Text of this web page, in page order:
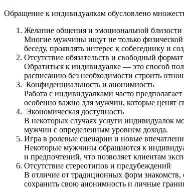
Обращение к индивидуалкам обусловлено
Желание общения и эмоциональной близости
Многие мужчины ищут не только физической
беседу, проявлять интерес к собеседнику и
Отсутствие обязательств и свободный формат
Обратиться к индивидуалке — это способ
расписанию без необходимости строить
Конфиденциальность и анонимность
Работа с индивидуалками часто
особенно важно для мужчин, которые ценят
Экономическая доступность
В некоторых случаях услуги индивидуалок
мужчин с определенным уровнем дохода.
Игра в ролевые сценарии и новые
Некоторые мужчины обращаются к
и предпочтений, что позволяет клиентам
Отсутствие стереотипов и предубеждений
В отличие от традиционных форм
сохранить свою анонимность и личные